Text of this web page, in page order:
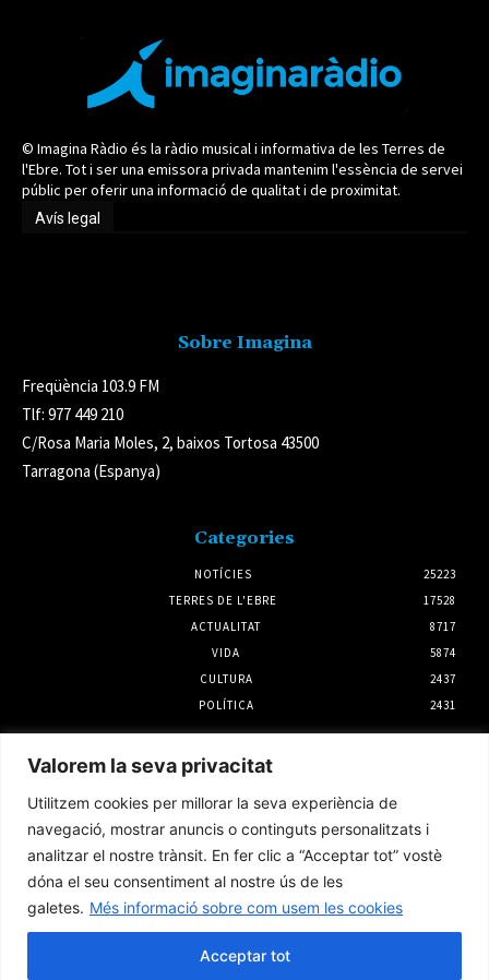
Valorem la seva privacitat
Utilitzem cookies per millorar la seva experiència de
navegació, mostrar anuncis o continguts personalitzats i
analitzar el nostre trànsit. En fer clic a “Acceptar tot” vostè
dóna el seu consentiment al nostre ús de les
galetes. Més informació sobre com usem les cookies
Acceptar tot
© Imagina Ràdio és la ràdio musical i informativa de les Terres de
l'Ebre. Tot i ser una emissora privada mantenim l'essència de servei
públic per oferir una informació de qualitat i de proximitat.
Avís legal
Sobre Imagina
Freqüència 103.9 FM
Tlf: 977 449 210
C/Rosa Maria Moles, 2, baixos Tortosa 43500
Tarragona (Espanya)
Categories
NOTÍCIES
25223
TERRES DE L'EBRE
17528
ACTUALITAT
8717
VIDA
5874
CULTURA
2437
POLÍTICA
2431
Mor ofegat un home de 82 anys en una
piscina privada de la Sénia
31 juliol 2026
Rasquera dona el tret de sortida a la Festa
Major de l’1 al 5 d’agost